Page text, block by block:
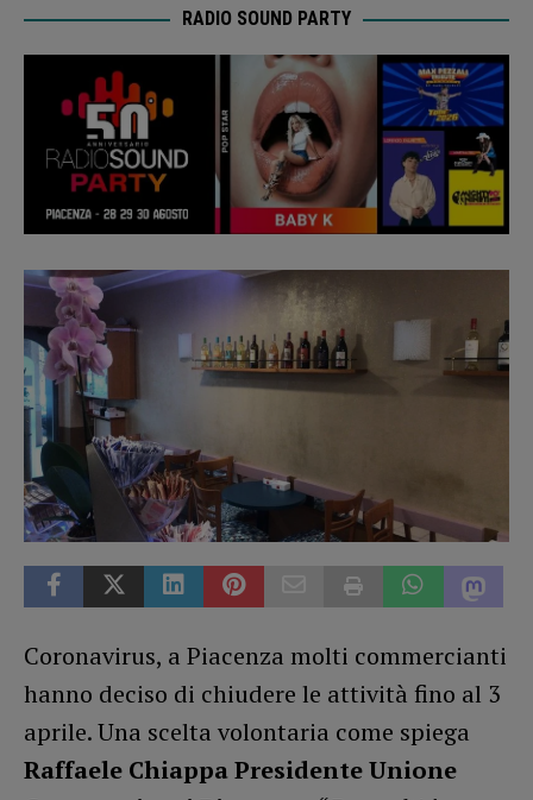
RADIO SOUND PARTY
Coronavirus, a Piacenza molti commercianti
hanno deciso di chiudere le attività fino al 3
aprile. Una scelta volontaria come spiega
Raffaele Chiappa Presidente Unione